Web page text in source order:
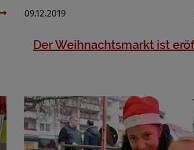
09.12.2019
Der Weihnachtsmarkt ist